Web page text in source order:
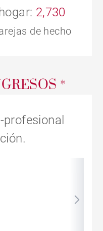
2,730
de hecho
*
profesional